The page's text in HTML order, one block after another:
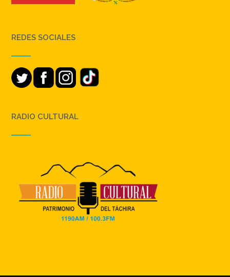
REDES SOCIALES
RADIO CULTURAL